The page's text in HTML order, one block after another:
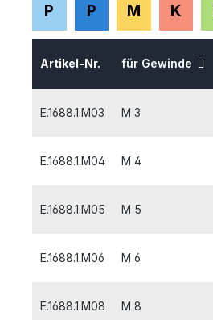
P P M K
Artikel-Nr. für Gewinde
E.1688.1.M03 M 3
E.1688.1.M04 M 4
E.1688.1.M05 M 5
E.1688.1.M06 M 6
E.1688.1.M08 M 8